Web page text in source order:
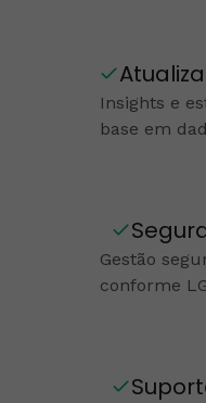
Insights e
base em
Gestão
conforme